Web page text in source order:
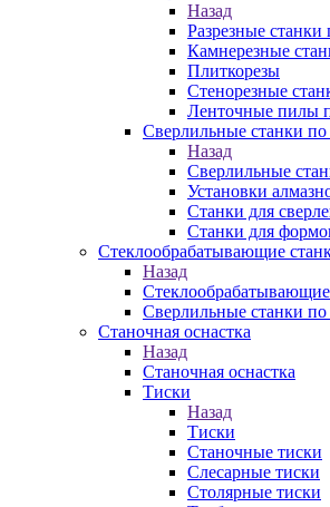
Назад
Разрезные
Камнерезные
Плиткорезы
Стенорезные
Ленточные пилы
Сверлильные станки
Назад
Сверлильные
Установки
Станки для
Станки для
Стеклообрабатывающие
Назад
Сверлильные станки по
Станочная оснастка
Назад
Станочная оснастка
Тиски
Назад
Тиски
Станочные тиски
Слесарные тиски
Столярные тиски